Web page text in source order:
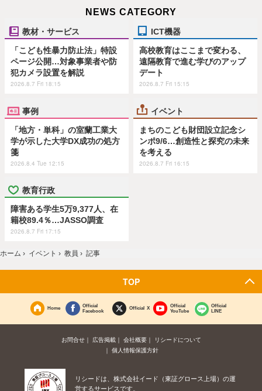
NEWS CATEGORY
教材・サービス
「こども性暴力防止法」特設
ページ公開…対象事業者や防
犯カメラ設置を解説
2026.8.7 Fri 18:15
ICT機器
高校教育はここまで変わる、
遠隔教育で進む学びのアップ
デート
2026.8.7 Fri 15:15
事例
「地方・単科」の室蘭工業大
学が示した大学DX成功の処方
箋
2026.8.4 Tue 12:15
イベント
まちのこども財団設立記念シ
ンポ9/6…創造性と探究の未来
を考える
2026.8.7 Fri 16:15
教育行政
障害ある学生5万9,377人、在
籍校89.4％…JASSO調査
2026.8.7 Fri 17:15
ホーム › イベント › 教員 › 記事
TOP
Home
Official
Facebook
Official X
Official
YouTube
Official
LINE
お問合せ 広告掲載 会社概要
リシードについて
個人情報保護方針
リシードは、株式会社イード（東証グロース上場）の運
営するサービスです。